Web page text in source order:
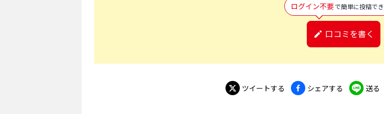
ログイン不要で簡単に投稿で
口コミを書く
ツイートする シェアする 送る